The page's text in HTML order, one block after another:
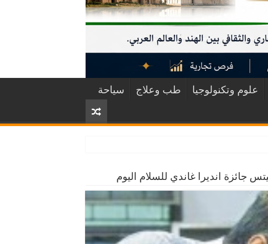
علوم وتكنولوجيا طب وعلاج
سياحة
جائزة انديرا غاندي للسلام اليوم